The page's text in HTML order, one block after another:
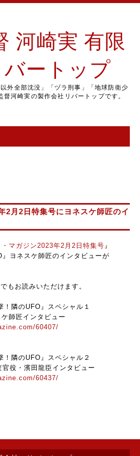
河崎実 有限
ートップ
外全部沈没」「ヅラ刑事」「地球防衛少
督河崎実の製作会社リバートップです。
2月2日特集号にヨネスケ師匠のイ
・マガジン2023年2月2日特集号』
ヨネスケ師匠のインタビューが
もお読みいただけます。
！隣のUFO』スペシャル１
師匠インタビュー
60407/
！隣のUFO』スペシャル２
役・濱田龍臣インタビュー
60437/